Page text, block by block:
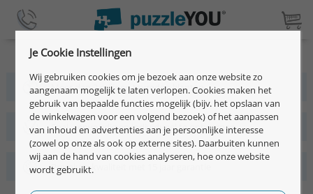
Meer dan 2 miljoen tevreden klanten
Snel, eenvoudig en individueel te ontwerpen
Premium kwaliteit met 15 jaar garantie
Je Cookie Instellingen
Wij gebruiken cookies om je bezoek aan onze website zo
aangenaam mogelijk te laten verlopen. Cookies maken het
gebruik van bepaalde functies mogelijk (bijv. het opslaan van
de winkelwagen voor een volgend bezoek) of het aanpassen
van inhoud en advertenties aan je persoonlijke interesse
(zowel op onze als ook op externe sites). Daarbuiten kunnen
wij aan de hand van cookies analyseren, hoe onze website
wordt gebruikt.